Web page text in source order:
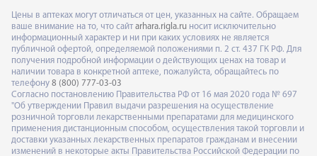
Цены в аптеках могут отличаться от цен, указанных на сайте. Обращаем
ваше внимание на то, что сайт arhara.rigla.ru носит исключительно
информационный характер и ни при каких условиях не является
публичной офертой, определяемой положениями п. 2 ст. 437 ГК РФ. Для
получения подробной информации о действующих ценах на товар и
наличии товара в конкретной аптеке, пожалуйста, обращайтесь по
телефону 8 (800) 777-03-03
Согласно постановлению Правительства РФ от 16 мая 2020 года № 697
"Об утверждении Правил выдачи разрешения на осуществление
розничной торговли лекарственными препаратами для медицинского
применения дистанционным способом, осуществления такой торговли и
доставки указанных лекарственных препаратов гражданам и внесении
изменений в некоторые акты Правительства Российской Федерации по